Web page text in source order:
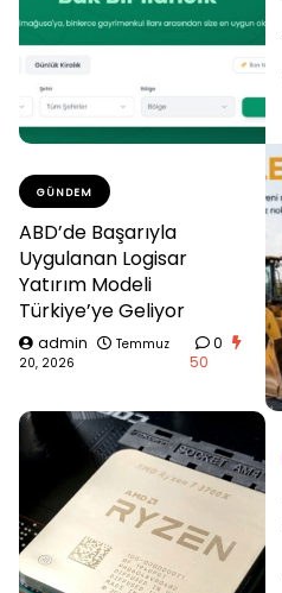
GÜNDEM
ABD’de Başarıyla
Uygulanan Logisar
Yatırım Modeli
Türkiye’ye Geliyor
admin
Temmuz
20, 2026
0
50